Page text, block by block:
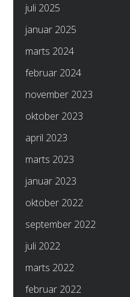
juli 2025
januar 2025
marts 2024
februar 2024
november 2023
oktober 2023
april 2023
marts 2023
januar 2023
oktober 2022
september 2022
juli 2022
marts 2022
februar 2022